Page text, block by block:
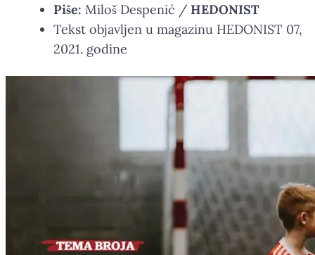
Piše: Miloš Despenić / HEDONIST
Tekst objavljen u magazinu HEDONIST 07,
2021. godine